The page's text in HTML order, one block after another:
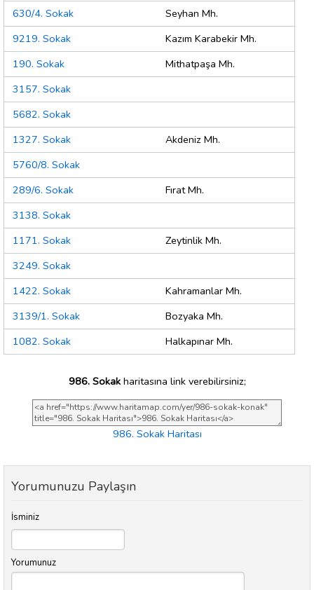
630/4. Sokak
Seyhan Mh.
9219. Sokak
Kazım Karabekir Mh.
190. Sokak
Mithatpaşa Mh.
3157. Sokak
5682. Sokak
1327. Sokak
Akdeniz Mh.
5760/8. Sokak
289/6. Sokak
Fırat Mh.
3138. Sokak
1171. Sokak
Zeytinlik Mh.
3249. Sokak
1422. Sokak
Kahramanlar Mh.
3139/1. Sokak
Bozyaka Mh.
1082. Sokak
Halkapınar Mh.
986. Sokakharitasına link verebilirsiniz;
986. Sokak Haritası
Yorumunuzu Paylaşın
İsminiz
Yorumunuz